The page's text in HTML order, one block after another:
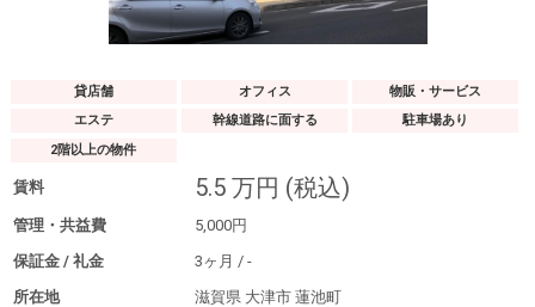
貸店舗 オフィス
物販・サービス
エステ
幹線道路に面する
駐車場あり
2階以上の物件
賃料 5.5 万円 (税込)
管理・共益費 5,000円
保証金 / 礼金
3ヶ月 / -
所在地
滋賀県 大津市 蓮池町